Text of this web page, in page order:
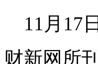
11月17
财新网所